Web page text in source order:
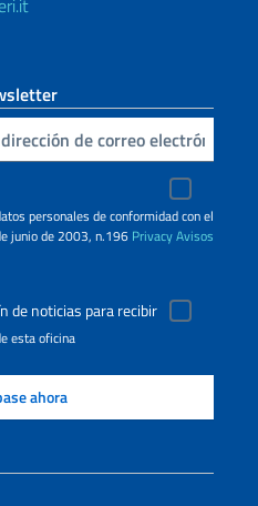
personales de conformidad con el
junio de 2003, n.196 PrivacyAvisos
de noticias para recibir
esta oficina